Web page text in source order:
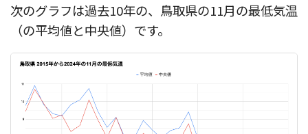
次のグラフは過去10年の、鳥取県の11月の最低気温
（の平均値と中央値）です。